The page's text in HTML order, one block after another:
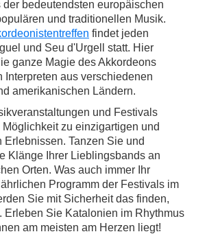
bedeutendsten europäischen
und traditionellen Musik.
findet jeden
und Seu d'Urgell statt. Hier
ganze Magie des Akkordeons
Interpreten aus verschiedenen
amerikanischen Ländern.
und Festivals
zu einzigartigen und
Erlebnissen. Tanzen Sie und
Klänge Ihrer Lieblingsbands an
Orten. Was auch immer Ihr
Programm der Festivals im
Sie mit Sicherheit das finden,
Erleben Sie Katalonien im Rhythmus
am meisten am Herzen liegt!